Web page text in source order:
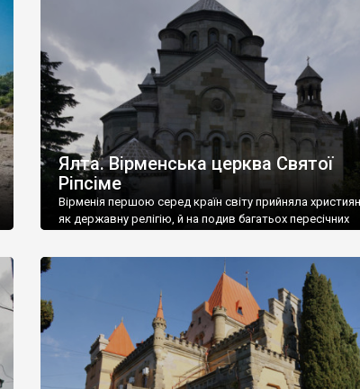
називаються «повстяками» (postaki)…” “Вино. Крим
виробляє відмінне вино і його вдосталь: воно все
легке біле і дуже […]
Ялта. Вірменська церква Святої
Ріпсіме
Вірменія першою серед країн світу прийняла
як державну релігію, й на подив багатьох пересічних